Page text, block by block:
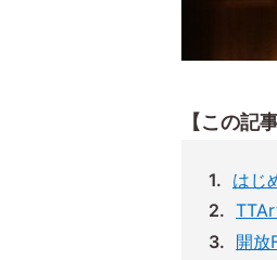
【この記
はじ
開放